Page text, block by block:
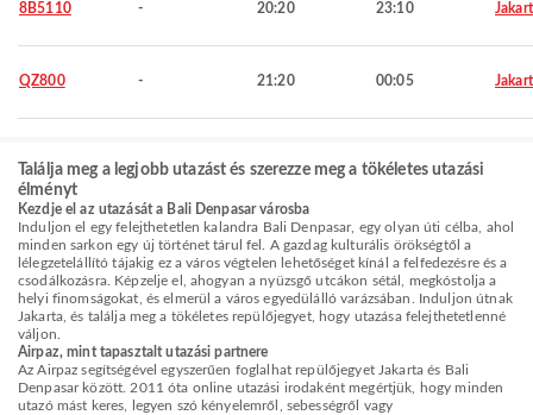
8B5110 - 20:20 23:10
QZ800 - 21:20 00:05
Találja meg a legjobb utazást és szerezze meg a tökéletes utazási
élményt
Kezdje el az utazását a Bali Denpasar városba
Induljon el egy felejthetetlen kalandra Bali Denpasar, egy olyan úti célba, ahol
minden sarkon egy új történet tárul fel. A gazdag kulturális örökségtől a
lélegzetelállító tájakig ez a város végtelen lehetőséget kínál a felfedezésre és a
csodálkozásra. Képzelje el, ahogyan a nyüzsgő utcákon sétál, megkóstolja a
helyi finomságokat, és elmerül a város egyedülálló varázsában. Induljon útnak
Jakarta, és találja meg a tökéletes repülőjegyet, hogy utazása felejthetetlenné
váljon.
Airpaz, mint tapasztalt utazási partnere
Az Airpaz segítségével egyszerűen foglalhat repülőjegyet Jakarta és Bali
Denpasar között. 2011 óta online utazási irodaként megértjük, hogy minden
utazó mást keres, legyen szó kényelemről, sebességről vagy